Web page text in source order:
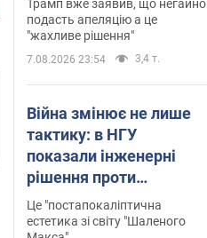
Трамп вже заявив, що негайно
подасть апеляцію а це
"жахливе рішення"
7.08.2026 23:54 3,4 т.
Війна змінює не лише
тактику: в НГУ
показали інженерні
рішення проти
російських FPV-дронів.
Фото
Це "постапокаліптична
естетика зі світу "Шаленого